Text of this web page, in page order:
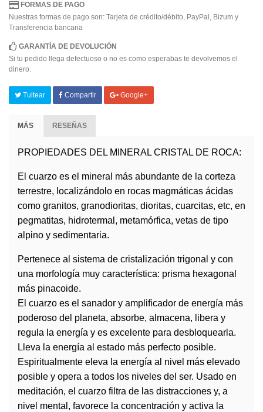
FORMAS DE PAGO
Nuestras formas de pago son: Tarjeta de crédito/débito, PayPal, Bizum y
Transferencia bancaria
GARANTÍA DE DEVOLUCIÓN
Si tu pedido llega defectuoso o no es como esperabas te devolvemos el
dinero.
Tuitear Compartir Google+
MÁS RESEÑAS
PROPIEDADES DEL MINERAL CRISTAL DE ROCA:
El cuarzo es el mineral más abundante de la corteza
terrestre, localizándolo en rocas magmáticas ácidas
como granitos, granodioritas, dioritas, cuarcitas, etc, en
pegmatitas, hidrotermal, metamórfica, vetas de tipo
alpino y sedimentaria.
Pertenece al sistema de cristalización trigonal y con
una morfología muy característica: prisma hexagonal
más pinacoide.
El cuarzo es el sanador y amplificador de energía más
poderoso del planeta, absorbe, almacena, libera y
regula la energía y es excelente para desbloquearla.
Lleva la energía al estado más perfecto posible.
Espiritualmente eleva la energía al nivel más elevado
posible y opera a todos los niveles del ser. Usado en
meditación, el cuarzo filtra de las distracciones y, a
nivel mental, favorece la concentración y activa la